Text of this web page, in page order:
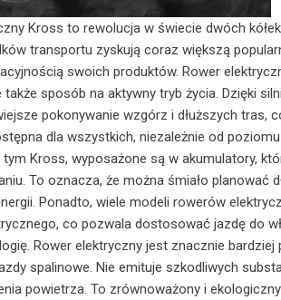
Kross to rewolucja w świecie dwóch
transportu zyskują coraz większą
swoich produktów. Rower
także sposób na aktywny tryb życia. Dzięki
pokonywanie wzgórz i dłuższych tras,
dla wszystkich, niezależnie od
Kross, wyposażone są w akumulatory,
To oznacza, że można śmiało planować
Ponadto, wiele modeli rowerów
co pozwala dostosować jazdę do
Rower elektryczny jest znacznie
spalinowe. Nie emituje szkodliwych
powietrza. To zrównoważony i